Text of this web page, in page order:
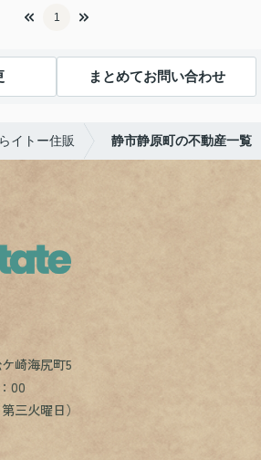
1
まとめてお問い合わせ
イトー住販 静市静原町の不動産一覧
崎海尻町5
00
三火曜日）